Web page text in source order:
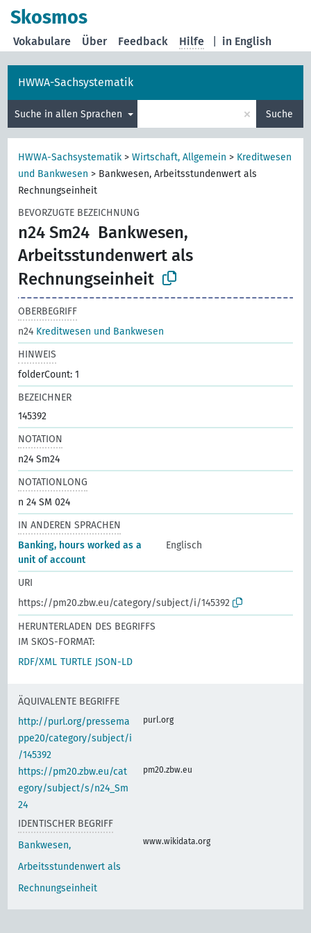
Skosmos
in English
Vokabulare Über Feedback Hilfe
HWWA-Sachsystematik
Suche in allen Sprachen × Suche
HWWA-Sachsystematik >Wirtschaft, Allgemein > Kreditwesen
und Bankwesen > Bankwesen, Arbeitsstundenwert als
Rechnungseinheit
BEVORZUGTE BEZEICHNUNG
n24 Sm24 Bankwesen,
Arbeitsstundenwert als
Rechnungseinheit
OBERBEGRIFF
n24 Kreditwesen und Bankwesen
HINWEIS
folderCount: 1
BEZEICHNER
145392
NOTATION
n24 Sm24
NOTATIONLONG
n 24 SM 024
IN ANDEREN SPRACHEN
Banking, hours worked as a
unit of account
Englisch
URI
https://pm20.zbw.eu/category/subject/i/145392
HERUNTERLADEN DES BEGRIFFS
IM SKOS-FORMAT:
RDF/XML TURTLE JSON-LD
ÄQUIVALENTE BEGRIFFE
http://purl.org/pressema
ppe20/category/subject/i
/145392
purl.org
https://pm20.zbw.eu/cat
egory/subject/s/n24_Sm
24
pm20.zbw.eu
IDENTISCHER BEGRIFF
Bankwesen,
Arbeitsstundenwert als
Rechnungseinheit
www.wikidata.org